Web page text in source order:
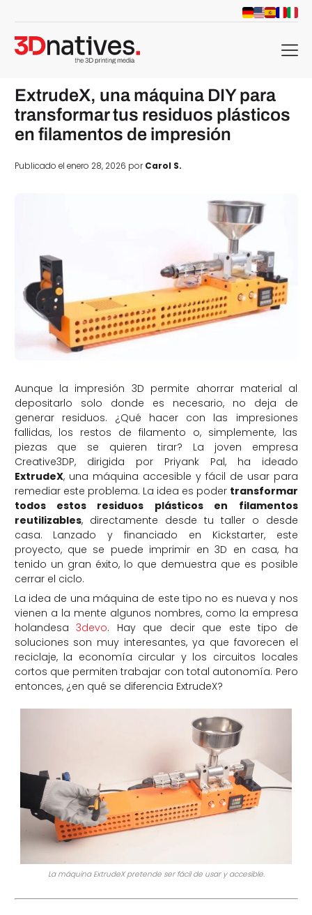
menu
ExtrudeX, una máquina DIY para
transformar tus residuos plásticos
en filamentos de impresión
Publicado el enero 28, 2026 porCarol S.
Aunque la impresión 3D permite ahorrar material al
depositarlo solo donde es necesario, no deja de
generar residuos. ¿Qué hacer con las impresiones
fallidas, los restos de filamento o, simplemente, las
piezas que se quieren tirar? La joven empresa
Creative3DP, dirigida por Priyank Pal, ha ideado
ExtrudeX, una máquina accesible y fácil de usar para
remediar este problema. La idea es poder transformar
todos estos residuos plásticos en filamentos
reutilizables, directamente desde tu taller o desde
casa. Lanzado y financiado en Kickstarter, este
proyecto, que se puede imprimir en 3D en casa, ha
tenido un gran éxito, lo que demuestra que es posible
cerrar el ciclo.
La idea de una máquina de este tipo no es nueva y nos
vienen a la mente algunos nombres, como la empresa
holandesa 3devo. Hay que decir que este tipo de
soluciones son muy interesantes, ya que favorecen el
reciclaje, la economía circular y los circuitos locales
cortos que permiten trabajar con total autonomía. Pero
entonces, ¿en qué se diferencia ExtrudeX?
La máquina ExtrudeX pretende ser fácil de usar y accesible.